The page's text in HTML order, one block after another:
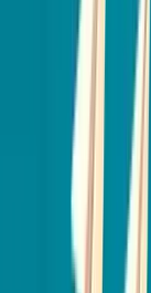
blind
Houd het kort
De ideale
woorden.
300 tekens,
niet bijdraagt